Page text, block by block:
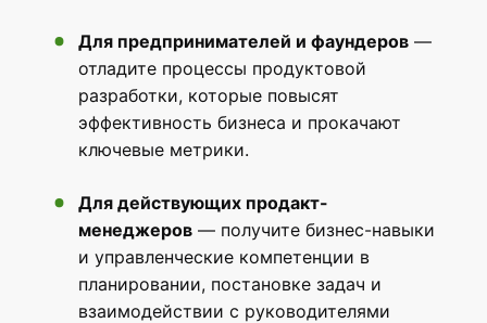
Для предпринимателей и фаундеров —
отладите процессы продуктовой
разработки, которые повысят
эффективность бизнеса и прокачают
ключевые метрики.
Для действующих продакт-
менеджеров — получите бизнес-навыки
и управленческие компетенции в
планировании, постановке задач и
взаимодействии с руководителями